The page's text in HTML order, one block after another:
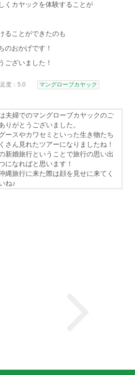
くカヤックを体験することが
ることができたのも
のおかげです！
ございました！
度：5.0
マングローブカヤック
夫婦でのマングローブカヤックのご
りがとうございました。
ースやカワセミといった生き物たち
さん見れたツアーになりましたね！
新婚旅行ということで旅行の思い出
になればと思います！
縄旅行に来た際は顔を見せに来てく
ね♪